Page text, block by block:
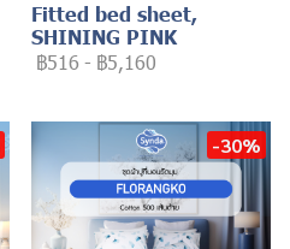
Fitted bed sheet,
SHINING PINK
฿516 - ฿5,160
-30%